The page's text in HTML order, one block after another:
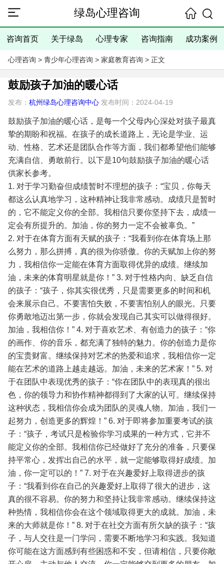
绿岛心理咨询
咨询首页 关于绿岛 心理专家 咨询指南 成功案例
心理咨询 > 青少年心理咨询 > 家庭教育咨询 > 正文
鼓励孩子加油的暖心话
发布： 杭州绿岛心理咨询中心发布时间：2024-04-19
鼓励孩子加油的暖心话，是每一个父母内心深处对孩子最真
挚的期盼和祝福。在孩子的成长道路上，无论是学业、运
动、性格、艺术还是团队合作等方面，我们都希望他们能够
充满自信、勇敢前行。以下是10句鼓励孩子加油的暖心话
供家长参考。
1. 对于学习勤奋但成绩暂时不理想的孩子：“宝贝，你每天
都这么认真地学习，这种精神让我非常感动。成绩只是暂时
的，它不能定义你的全部。我相信只要你坚持下去，成绩一
定会有所提升的。加油，你的努力一定不会被辜负。”
2. 对于在体育方面有天赋的孩子：“我看到你在体育场上那
么努力，那么拼搏，真的很为你骄傲。你的天赋加上你的努
力，我相信你一定能在体育方面取得优异的成绩。继续加
油，未来的体育明星就是你！”3. 对于性格内向、缺乏自信
的孩子：“孩子，你其实很优秀，只是需要更多的时间和机
会来展示自己。不要害怕失败，不要害怕别人的眼光。只要
你勇敢地迈出第一步，你就会发现自己其实可以做得很好。
加油，我相信你！”4. 对于喜欢艺术、有创造力的孩子：“你
的画作、你的音乐，都充满了独特的魅力。你的创造力是你
的宝贵财富。继续保持对艺术的热爱和追求，我相信你一定
能在艺术的道路上越走越远。加油，未来的艺术家！”5. 对
于在团队中表现优秀的孩子：“你在团队中的表现真的很出
色，你的领导力和协作精神都得到了大家的认可。继续保持
这种状态，我相信你会成为团队的灵魂人物。加油，我们一
起努力，创造更多的辉煌！”6. 对于即将参加重要考试的孩
子：“孩子，考试只是检验你学习成果的一种方式，它并不
能定义你的全部。我相信你已经做好了充分的准备，只要保
持平常心，发挥出自己的水平，就一定能够取得好成绩。加
油，你一定可以的！”7. 对于在兴趣爱好上取得进步的孩
子：“我看到你在自己的兴趣爱好上取得了很大的进步，这
真的很不容易。你的努力和坚持让我非常感动。继续保持这
种热情，我相信你会在这个领域取得更大的成就。加油，未
来的大师就是你！”8. 对于在社交方面有所欠缺的孩子：“孩
子，与人交往是一门学问，需要不断地学习和实践。我知道
你可能在这方面感到有些困惑和不安，但请相信，只要你敞